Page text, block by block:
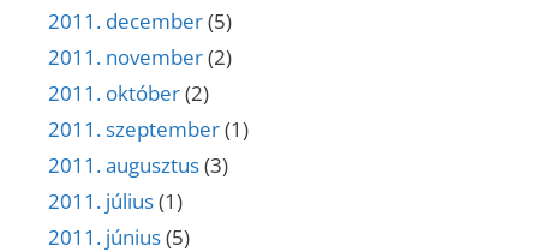
2011. december(5)
2011. november(2)
2011. október(2)
2011. szeptember(1)
2011. augusztus(3)
2011. július(1)
2011. június(5)